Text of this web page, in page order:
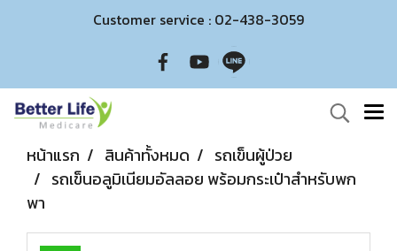
Customer service : 02-438-3059
หน้าแรก สินค้าทั้งหมด
รถเข็นผู้ป่วย
รถเข็นอลูมิเนียมอัลลอย พร้อมกระเป๋าสำหรับพก
พา